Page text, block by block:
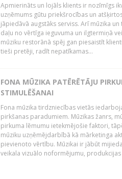
Apmierināts un lojāls klients ir nozīmīgs
uzņēmums gūtu priekšrocības un
jāpiedāvā augstāks serviss. Arī mūzika
daļu no vērtīga ieguvuma un ilgtermiņā
mūziku restorānā spēj gan piesaistīt
tieši pretēji, radīt nepatīkamas...
FONA MŪZIKA PATĒRĒTĀJU
STIMULĒŠANAI
Fona mūzika tirdzniecības vietās
pirkšanas paradumiem. Mūzikas žanrs,
pirkuma lēmumu ietekmējošie faktori,
mūziku uzņēmējdarbībā kā mārketinga
pievienoto vērtību. Mūzikai ir jābūt
veikala vizuālo noformējumu, produkcijas